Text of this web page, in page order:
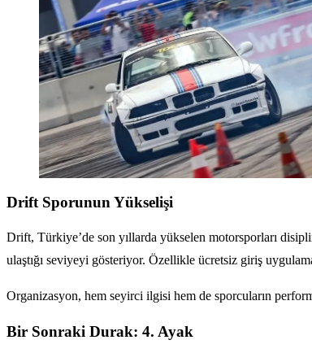
Drift Sporunun Yükselişi
Drift, Türkiye’de son yıllarda yükselen motorsporları
ulaştığı seviyeyi gösteriyor. Özellikle ücretsiz giriş
Organizasyon, hem seyirci ilgisi hem de sporcuların
Bir Sonraki Durak: 4. Ayak